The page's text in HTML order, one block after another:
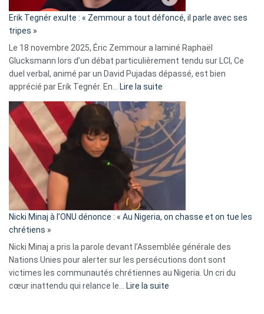
«
C’est
fake
news
»
Erik Tegnér exulte : « Zemmour a tout défoncé, il parle avec ses
tripes »
Le 18 novembre 2025, Éric Zemmour a laminé Raphaël
Glucksmann lors d’un débat particulièrement tendu sur LCI, Ce
duel verbal, animé par un David Pujadas dépassé, est bien
apprécié par Erik Tegnér. En…
Lire la suite
Tegnér
exulte
« Zemmour
a
tout
parle
ses
tripes »
Nicki Minaj à l’ONU dénonce : « Au Nigeria, on chasse et on tue les
chrétiens »
Nicki Minaj a pris la parole devant l’Assemblée générale des
Nations Unies pour alerter sur les persécutions dont sont
victimes les communautés chrétiennes au Nigeria. Un cri du
cœur inattendu qui relance le…
Lire la suite